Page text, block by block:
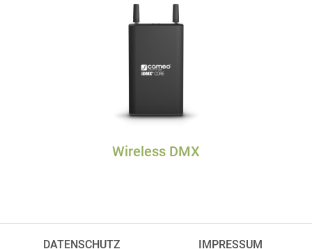
Wireless DMX
DATENSCHUTZ IMPRESSUM